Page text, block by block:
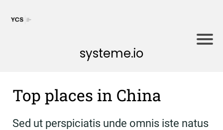
systeme.io
Top places in China
Sed ut perspiciatis unde omnis iste natus